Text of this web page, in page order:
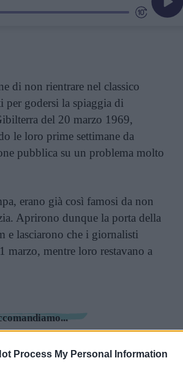
Process My Personal Information
di non rientrare nel classico
godersi la spiaggia di
del 20 marzo 1969,
le loro prime settimane da
pubblica su un problema molto
erano già così famosi da non
Aprirono dunque la porta della
e lasciarono che i giornalisti
marzo, mentre loro restavano a
d'odio